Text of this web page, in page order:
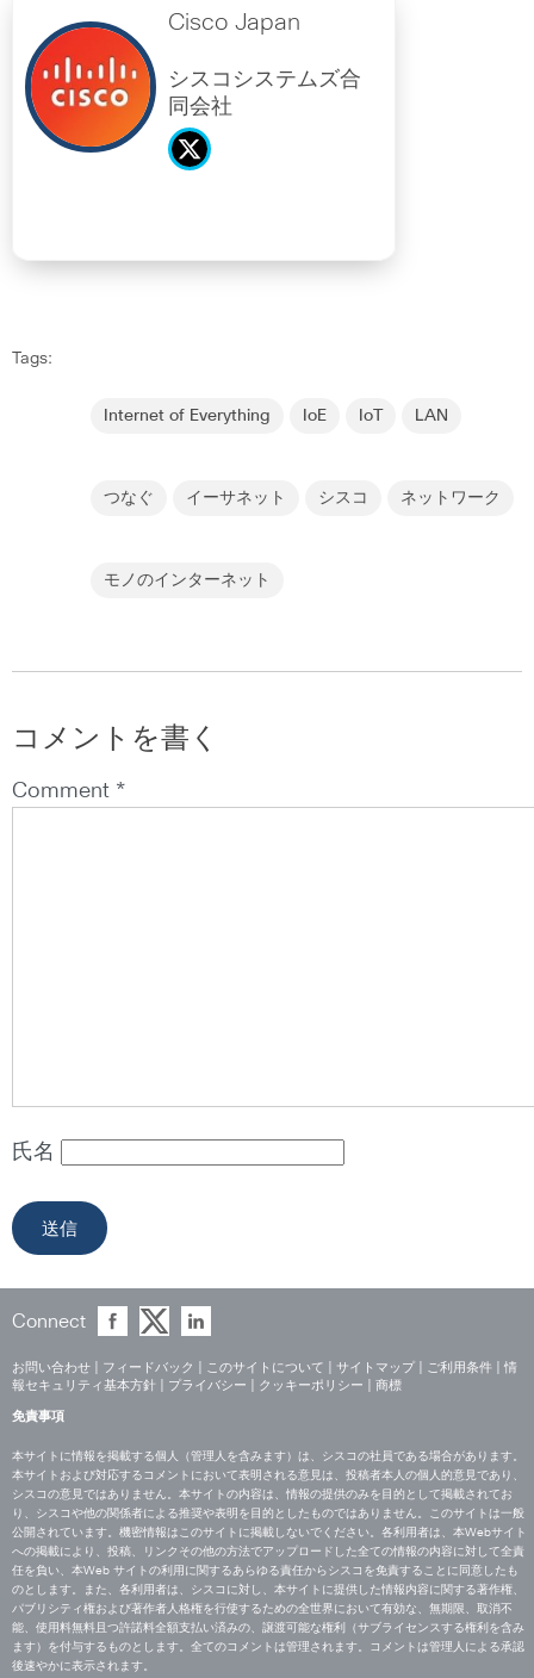
Cisco Japan
シスコシステムズ合
同会社
Tags:
Internet of Everything IoE IoT LAN
つなぐ イーサネット シスコ ネットワーク
モノのインターネット
コメントを書く
Comment *
氏名
Connect
お問い合わせ フィードバック このサイトについて サイトマップ ご利用条件
情
報セキュリティ基本方針
プライバシー クッキーポリシー 商標
免責事項
本サイトに情報を掲載する個人（管理人を含みます）は、シスコの社員である場合があります。
本サイトおよび対応するコメントにおいて表明される意見は、投稿者本人の個人的意見であり、
シスコの意見ではありません。本サイトの内容は、情報の提供のみを目的として掲載されてお
り、シスコや他の関係者による推奨や表明を目的としたものではありません。このサイトは一般
公開されています。機密情報はこのサイトに掲載しないでください。各利用者は、本Webサイト
への掲載により、投稿、リンクその他の方法でアップロードした全ての情報の内容に対して全責
任を負い、本Web サイトの利用に関するあらゆる責任からシスコを免責することに同意したも
のとします。また、各利用者は、シスコに対し、本サイトに提供した情報内容に関する著作権、
パブリシティ権および著作者人格権を行使するための全世界において有効な、無期限、取消不
能、使用料無料且つ許諾料全額支払い済みの、譲渡可能な権利（サブライセンスする権利を含み
ます）を付与するものとします。全てのコメントは管理されます。コメントは管理人による承認
後速やかに表示されます。